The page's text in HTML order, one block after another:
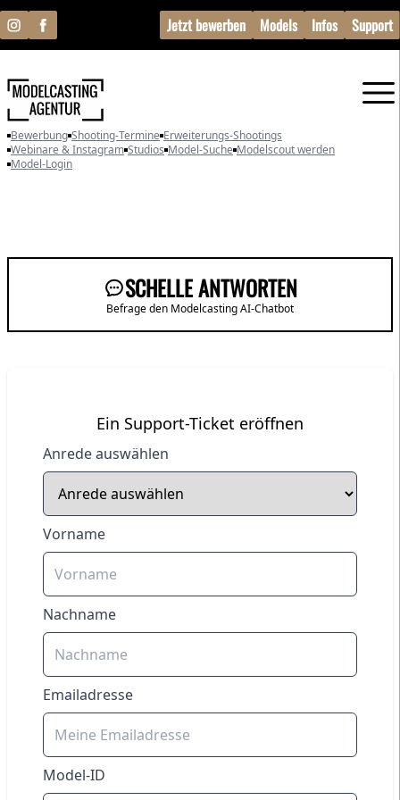
Jetzt bewerben Models Infos Support
Bewerbung Shooting-Termine Erweiterungs-Shootings
Webinare & Instagram Studios Model-Suche Modelscout werden
Model-Login
SCHELLE ANTWORTEN
Befrage den Modelcasting AI-Chatbot
Ein Support-Ticket eröffnen
Anrede auswählen
Vorname
Nachname
Emailadresse
Model-ID